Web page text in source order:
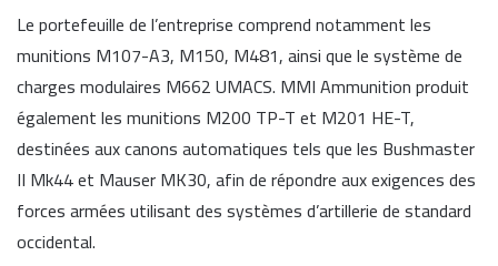
Le portefeuille de l’entreprise comprend notamment les
munitions M107-A3, M150, M481, ainsi que le système de
charges modulaires M662 UMACS. MMI Ammunition produit
également les munitions M200 TP-T et M201 HE-T,
destinées aux canons automatiques tels que les Bushmaster
II Mk44 et Mauser MK30, afin de répondre aux exigences des
forces armées utilisant des systèmes d’artillerie de standard
occidental.